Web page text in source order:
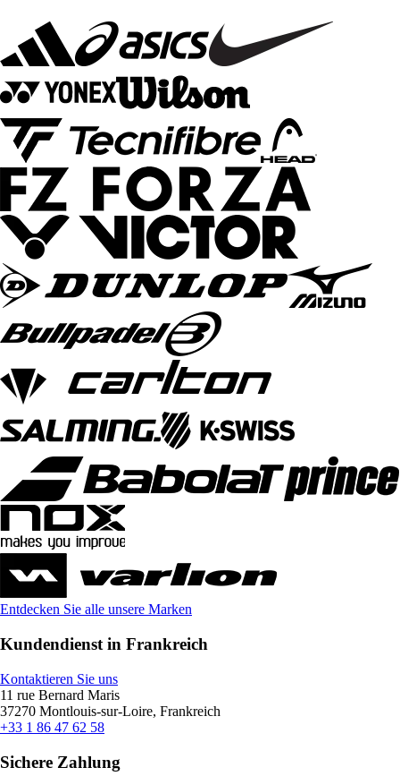
Entdecken Sie alle unsere Marken
Kundendienst in Frankreich
Kontaktieren Sie uns
11 rue Bernard Maris
37270 Montlouis-sur-Loire, Frankreich
+33 1 86 47 62 58
Sichere Zahlung